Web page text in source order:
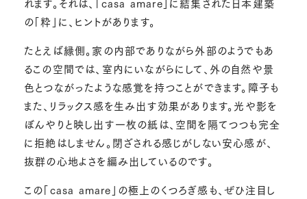
の「粋」に、ヒントがあります。
たとえば縁側。家の内部でありながら外部のようでもあ
るこの空間では、室内にいながらにして、外の自然や景
色とつながったような感覚を持つことができます。障子も
また、リラックス感を生み出す効果があります。光や影を
ぼんやりと映し出す一枚の紙は、空間を隔てつつも完全
に拒絶はしません。閉ざされる感じがしない安心感が、
抜群の心地よさを編み出しているのです。
この「casa amare」の極上のくつろぎ感も、ぜひ注目し